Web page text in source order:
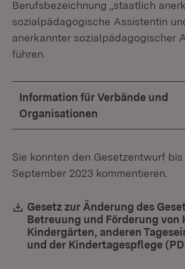
Berufsbezeichnung „staatlich
sozialpädagogische Assistentin
anerkannter sozialpädagogischer
führen.
Information für Verbände und
Organisationen
Sie konnten den Gesetzentwurf bis
September 2023 kommentieren.
Download:
Gesetz zur Änderung des
Betreuung und Förderung von
Kindergärten, anderen
und der Kindertagespflege